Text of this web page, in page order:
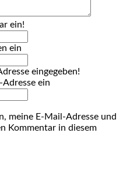
ein!
ein
eingegeben!
ein
meine E-Mail-Adresse und
Kommentar in diesem